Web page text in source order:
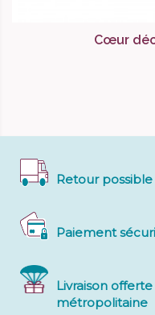
Cœur
Retour possible
Paiement
Livraison
métropolitaine